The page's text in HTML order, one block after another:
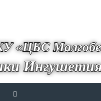
«ЦБС